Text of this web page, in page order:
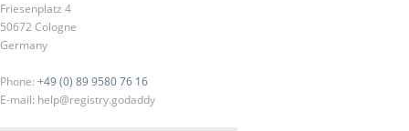
Friesenplatz 4
50672 Cologne
Germany
Phone: +49 (0) 89 9580 76 16
E-mail: help@registry.godaddy